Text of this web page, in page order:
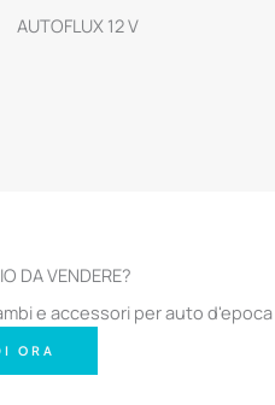
AUTOFLUX 12 V
DA VENDERE?
e accessori per auto d'epoca
ORA